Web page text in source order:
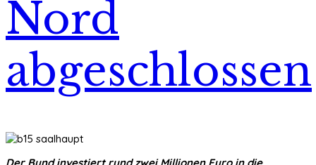
Nord
abgeschlossen
Der Bund investiert rund zwei Millionen Euro in die